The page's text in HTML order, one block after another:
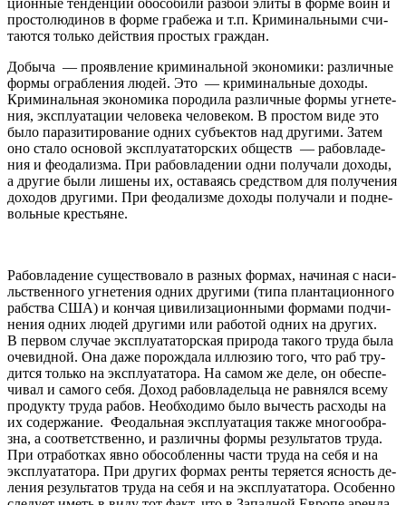
про­столюдинов в форме грабежа и т.п. Кри­ми­на­ль­ны­ми счи­
та­ют­ся то­ль­ко дейс­твия про­стых граждан.
До­бы­ча — про­яв­ле­ние кри­ми­на­ль­ной эко­но­ми­ки: раз­лич­ные
формы ограб­ле­ния лю­дей. Это — кри­ми­на­ль­ные до­ходы.
Кри­ми­на­ль­ная эко­но­ми­ка по­ро­ди­ла раз­лич­ные фор­мы угне­те­
ния, экс­плу­ата­ции че­ло­ве­ка че­ло­ве­ком. В про­стом ви­де это
бы­ло па­ра­зи­ти­ро­ва­ни­е од­них субъ­ек­тов над дру­ги­ми. За­тем
оно ста­ло осно­вой экс­плу­ата­торс­ких об­щес­тв — ра­бо­вла­де­
ния и фе­ода­ли­зма. При ра­бо­вла­де­нии од­ни по­лу­ча­ли до­хо­ды,
а дру­гие бы­ли ли­ше­ны их, оставаясь средс­твом для по­лу­че­ния
до­хо­дов дру­ги­ми. При фе­ода­ли­зме до­хо­ды по­лу­ча­ли и под­не­
во­ль­ные крес­ть­яне.
Ра­бо­вла­де­ние су­ще­ство­ва­ло в раз­ных фор­мах, на­чи­ная с на­си­
льс­твен­но­го угне­те­ния од­них дру­ги­ми (ти­па план­та­ци­он­но­го
рабс­тва США) и кон­чая ци­ви­ли­за­ци­он­ны­ми фор­ма­ми под­чи­
не­ния од­них лю­дей дру­ги­ми или ра­бо­той од­них на дру­гих.
В пер­вом слу­чае экс­плу­ата­торс­кая при­ро­да та­ко­го тру­да бы­ла
оче­вид­ной. Она да­же по­рож­да­ла ил­лю­зию то­го, что раб тру­
дит­ся то­ль­ко на экс­плу­ата­то­ра. На са­мом же де­ле, он обес­пе­
чи­вал и са­мо­го се­бя. До­ход ра­бо­вла­де­ль­ца не рав­нял­ся все­му
продукту тру­да ра­бов. Не­об­хо­ди­мо бы­ло вы­честь рас­хо­ды на
их со­де­ржа­ние. Фе­ода­ль­ная экс­плу­ата­ция так­же мно­го­об­ра­
зна, а со­от­ветс­твен­но, и различны фор­мы ре­зу­ль­та­тов тру­да.
При от­ра­бо­тках яв­но обо­со­блен­ны час­ти тру­да на се­бя и на
экс­плу­ата­то­ра. При дру­гих фор­мах рен­ты те­ря­ет­ся яс­ность де­
ле­ния ре­зу­ль­та­тов тру­да на се­бя и на экс­плу­ата­то­ра. Осо­бен­но